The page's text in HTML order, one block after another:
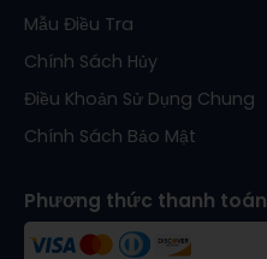
Mẫu Điều Tra
Chính Sách Hủy
Điều Khoản Sử Dụng Chung
Chính Sách Bảo Mật
Phương thức thanh toán